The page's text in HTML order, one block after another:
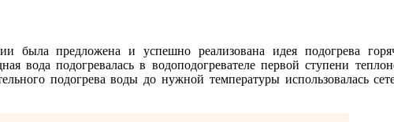
была предложена и успешно реализована идея подогрева
вода подогревалась в водоподогревателе первой ступени
подогрева воды до нужной температуры использовалась